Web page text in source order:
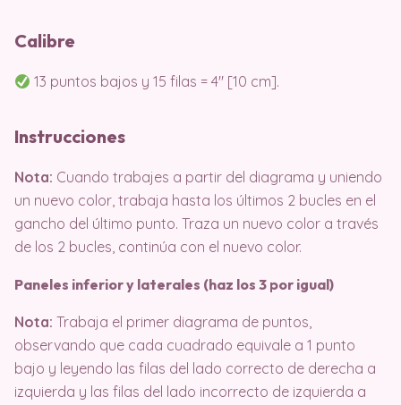
Calibre
13 puntos bajos y 15 filas = 4″ [10 cm].
Instrucciones
Nota: Cuando trabajes a partir del diagrama y uniendo
un nuevo color, trabaja hasta los últimos 2 bucles en el
gancho del último punto. Traza un nuevo color a través
de los 2 bucles, continúa con el nuevo color.
Paneles inferior y laterales (haz los 3 por igual)
Nota: Trabaja el primer diagrama de puntos,
observando que cada cuadrado equivale a 1 punto
bajo y leyendo las filas del lado correcto de derecha a
izquierda y las filas del lado incorrecto de izquierda a